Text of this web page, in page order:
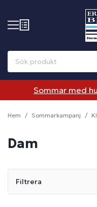
Sommar med
Hem Sommarkampanj
Dam
Filtrera